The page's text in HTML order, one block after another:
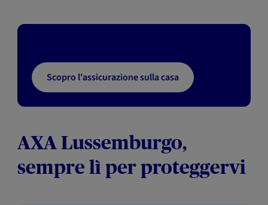
Scopro l'assicurazione sulla casa
AXA Lussemburgo,
sempre lì per proteggervi